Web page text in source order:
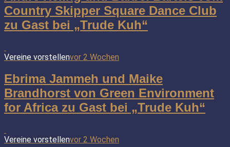
Country Skipper Square Dance Club
zu Gast bei „Trude Kuh“
Vereine vorstellenvor 2 Wochen
Ebrima Jammeh und Maike
Brandhorst von Green Environment
for Africa zu Gast bei „Trude Kuh“
Vereine vorstellenvor 2 Wochen